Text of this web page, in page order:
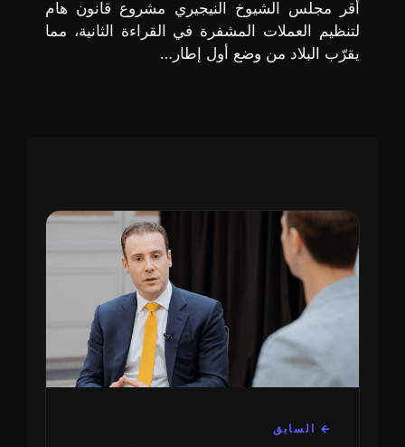
أقر مجلس الشيوخ النيجيري مشروع قانون هام
لتنظيم العملات المشفرة في القراءة الثانية، مما
يقرّب البلاد من وضع أول إطار…
← السابق